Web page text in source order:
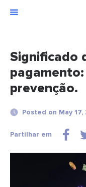
Significado
prevenção.
Posted on May
Partilhar em